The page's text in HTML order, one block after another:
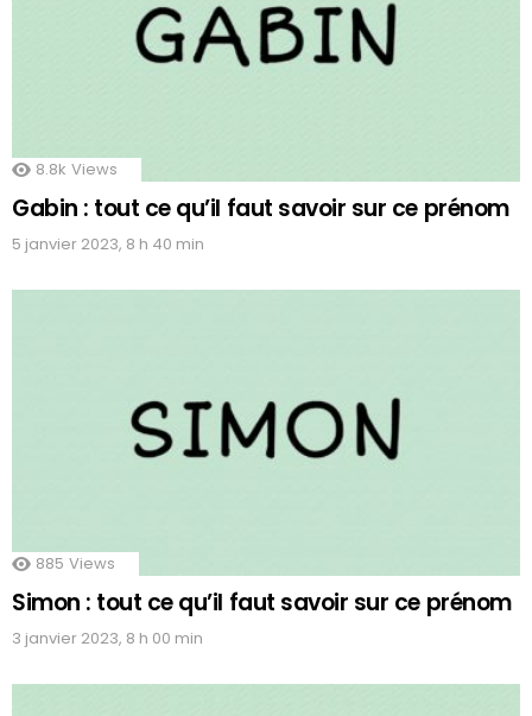
8.8k Views
Gabin : tout ce qu’il faut savoir sur ce prénom
5 janvier 2023, 8 h 40 min
885 Views
Simon : tout ce qu’il faut savoir sur ce prénom
3 janvier 2023, 8 h 00 min